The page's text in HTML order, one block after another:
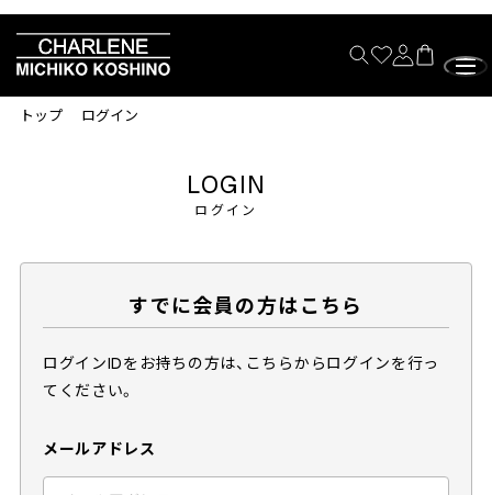
トップ ログイン
ログイン
LOGIN
すでに会員の方はこちら
ログインIDをお持ちの方は、こちらからログインを行っ
てください。
メールアドレス